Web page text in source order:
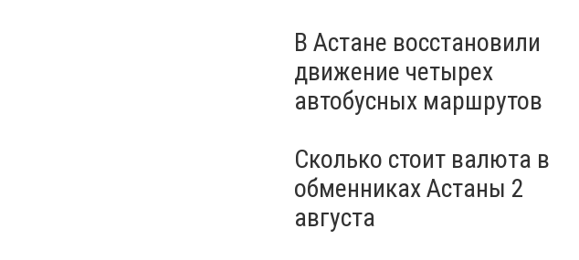
В Астане восстановили
движение четырех
автобусных маршрутов
Сколько стоит валюта в
обменниках Астаны 2
августа